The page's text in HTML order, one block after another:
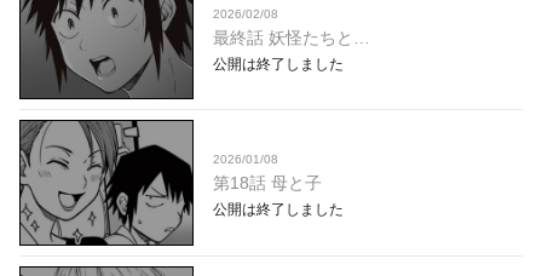
2026/02/08
最終話 妖怪たちと…
公開は終了しました
2026/01/08
第18話 母と子
公開は終了しました